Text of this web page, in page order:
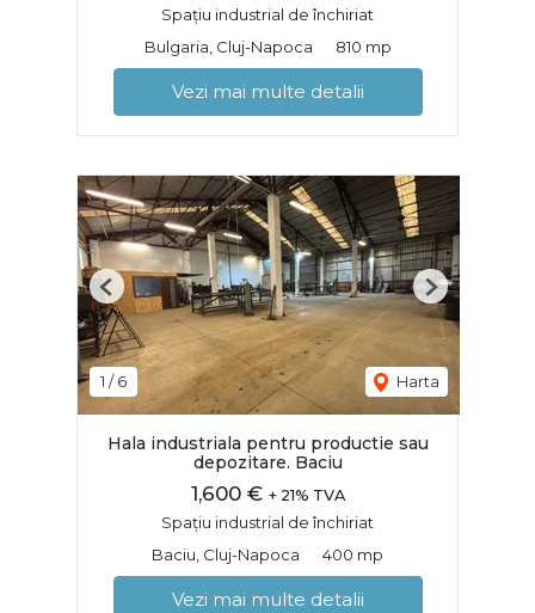
Spațiu industrial de închiriat
Bulgaria, Cluj-Napoca
810 mp
Vezi mai multe detalii
1 /6 Harta
Previous Next
Hala industriala pentru productie sau
depozitare. Baciu
1,600 € + 21% TVA
Spațiu industrial de închiriat
Baciu, Cluj-Napoca
400 mp
Vezi mai multe detalii